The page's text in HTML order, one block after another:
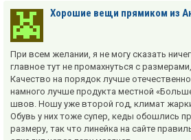
Хорошие вещи прямиком из
При всем желании, я не могу сказать
главное тут не промахнуться с
Качество на порядок лучше
намного лучше продукта местной
швов. Ношу уже второй год, климат
Обувь у них тоже супер, кеды обошлись
размеру, так что линейка на сайте